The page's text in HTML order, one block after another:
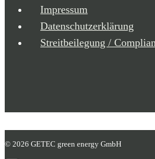
Impressum
Datenschutzerklärung
Streitbeilegung /
© 2026 GETEC green energy GmbH